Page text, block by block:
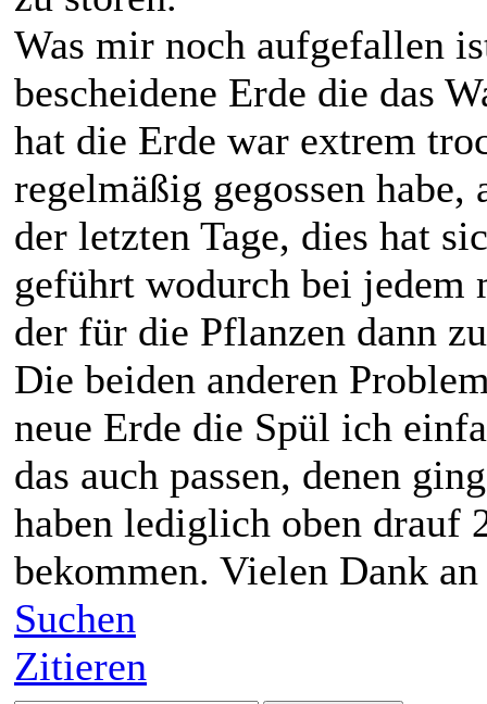
Was mir noch aufgefallen
bescheidene Erde die das
hat die Erde war extrem
regelmäßig gegossen habe,
der letzten Tage, dies hat
geführt wodurch bei jedem
der für die Pflanzen dann
Die beiden anderen
neue Erde die Spül ich
das auch passen, denen
haben lediglich oben drauf
bekommen. Vielen Dank
Suchen
Zitieren